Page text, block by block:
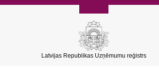
Latvijas Republikas Uzņēmumu reģistrs